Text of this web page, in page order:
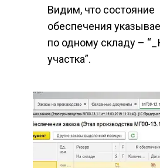
Видим, что состояние
обеспечения
по одному складу –
участка”.